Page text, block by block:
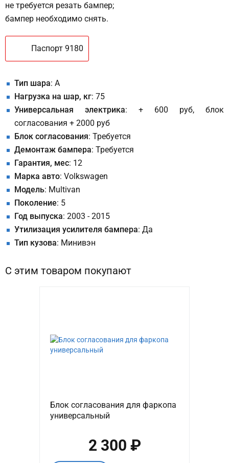
не требуется резать бампер;
бампер необходимо снять.
Паспорт 9180
Тип шара: A
Нагрузка на шар, кг: 75
Универсальная электрика: + 600 руб, блок
согласования + 2000 руб
Блок согласования: Требуется
Демонтаж бампера: Требуется
Гарантия, мес: 12
Марка авто: Volkswagen
Модель: Multivan
Поколение: 5
Год выпуска: 2003 - 2015
Утилизация усилителя бампера: Да
Тип кузова: Минивэн
С этим товаром покупают
Блок согласования для фаркопа
универсальный
2 300 ₽